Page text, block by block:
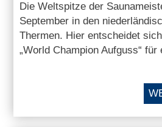
Die Weltspitze der
September in den
Thermen. Hier entscheidet
„World Champion Aufguss“